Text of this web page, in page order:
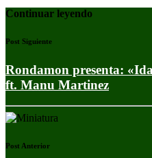
Continuar leyendo
Post Siguiente
Rondamon presenta:
ft. ‪Manu Martinez
Post Anterior